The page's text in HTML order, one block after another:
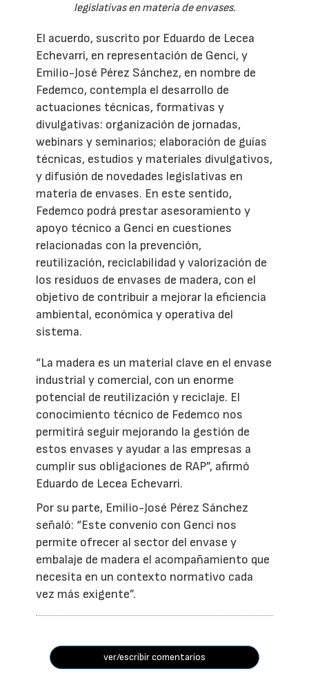
legislativas en materia de envases.
El acuerdo, suscrito por Eduardo de Lecea
Echevarri, en representación de Genci, y
Emilio-José Pérez Sánchez, en nombre de
Fedemco, contempla el desarrollo de
actuaciones técnicas, formativas y
divulgativas: organización de jornadas,
webinars y seminarios; elaboración de guías
técnicas, estudios y materiales divulgativos,
y difusión de novedades legislativas en
materia de envases. En este sentido,
Fedemco podrá prestar asesoramiento y
apoyo técnico a Genci en cuestiones
relacionadas con la prevención,
reutilización, reciclabilidad y valorización de
los residuos de envases de madera, con el
objetivo de contribuir a mejorar la eficiencia
ambiental, económica y operativa del
sistema.
“La madera es un material clave en el envase
industrial y comercial, con un enorme
potencial de reutilización y reciclaje. El
conocimiento técnico de Fedemco nos
permitirá seguir mejorando la gestión de
estos envases y ayudar a las empresas a
cumplir sus obligaciones de RAP”, afirmó
Eduardo de Lecea Echevarri.
Por su parte, Emilio-José Pérez Sánchez
señaló: “Este convenio con Genci nos
permite ofrecer al sector del envase y
embalaje de madera el acompañamiento que
necesita en un contexto normativo cada
vez más exigente”.
ver/escribir comentarios